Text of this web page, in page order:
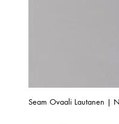
Seam Ovaali Lautanen |